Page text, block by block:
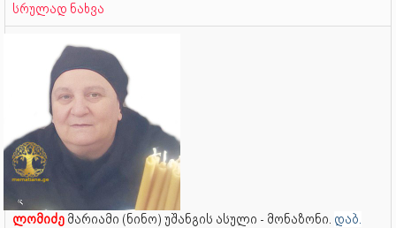
სრულად ნახვა
ლომიძე მარიამი (ნინო) უშანგის ასული - მონაზონი. დაბ.